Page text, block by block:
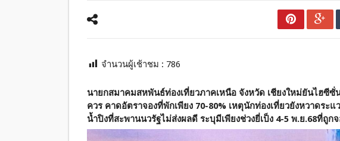
จำนวนผู้เช้าชม : 786
นายกสมาคมสหพันธ์ท่องเที่ยวภาคเหนือ จังหวัด เชียงใหม่ยันไฮซีซั่
ควร คาดอัตราจองที่พักเพียง 70-80% เหตุนักท่องเที่ยวยังหวาดระ
น้ำปิงที่สะพานนวรัฐไม่ส่งผลดี ระบุมีเพียงช่วงยี่เป็ง 4-5 พ.ย.68ที่ถูก